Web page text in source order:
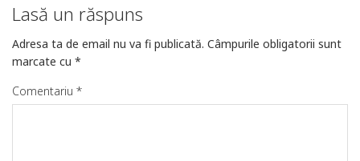
Lasă un răspuns
Adresa ta de email nu va fi publicată. Câmpurile obligatorii sunt
marcate cu *
Comentariu *